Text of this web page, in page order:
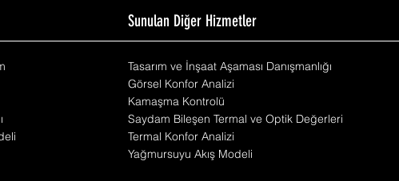
Sunulan Diğer Hizmetler
Tasarım ve İnşaat Aşaması Danışmanlığı
Görsel Konfor Analizi
Kamaşma Kontrolü
Saydam Bileşen Termal ve Optik Değerleri
Termal Konfor Analizi
Yağmursuyu Akış Modeli